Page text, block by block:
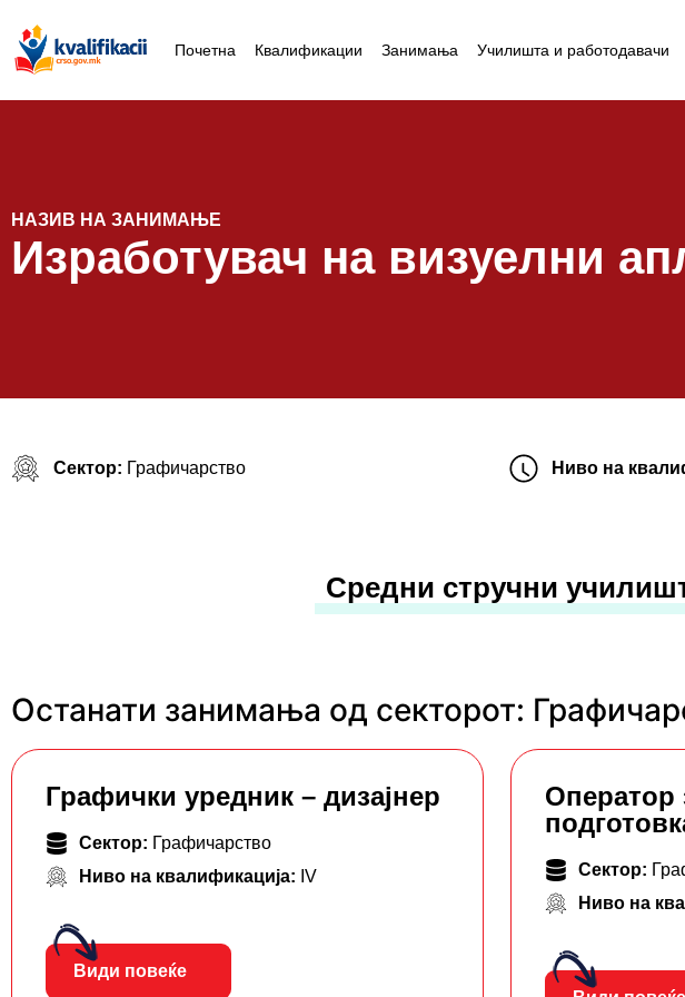
Почетна Квалификации Занимања Училишта и работодавачи
НАЗИВ НА ЗАНИМАЊЕ
Изработувач на визуелни
Сектор: Графичарство Ниво на
Средни стручни
Останати занимања од секторот:
Графички уредник – дизајнер
Сектор: Графичарство
Ниво на квалификација: IV
Види повеќе
Оператор
Сектор:
Ниво на